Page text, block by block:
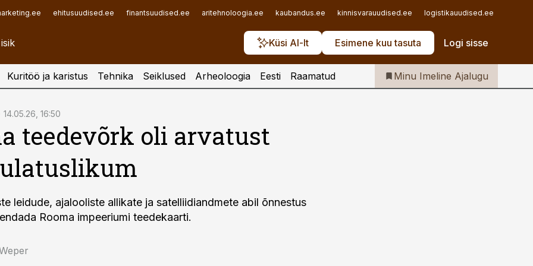
ehitusuudised.ee finantsuudised.ee aritehnoloogia.ee kaubandus.ee kinnisvarauudised.ee logistikauudised.ee
Küsi AI-lt Esimene kuu tasuta Logi sisse
Iseteenindus
Telli Imeline Ajalugu
Kuritöö ja karistus Tehnika Seiklused Arheoloogia Eesti Raamatud Minu Imeline Ajalugu
14.05.26, 16:50
teedevõrk oli arvatust
leidude, ajalooliste allikate ja satelliidiandmete abil õnnestus
Rooma impeeriumi teedekaarti.